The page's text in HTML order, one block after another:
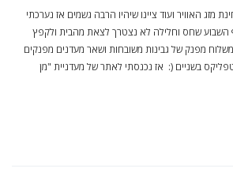
מזג האוויר ועוד ציינו שיהיו הרבה גשמים אז נערכתי
השבוע שחס וחלילה לא נצטרך לצאת מהבית ולקפץ
מפנק של גבינות משובחות ושאר מעדנים מפנקים
בשניים (: אז נכנסתי לאתר של מעדניית "מן